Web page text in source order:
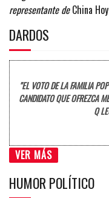
representante deChina Hoy
DARDOS
"EL VOTO DE LA FAMILIA
CANDIDATO QUE OFREZCA
Q
VER MÁS
HUMOR POLÍTICO